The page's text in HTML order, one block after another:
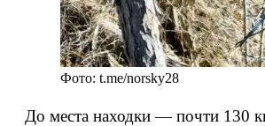
Фото: t.me/norsky28
До места находки — почти 130